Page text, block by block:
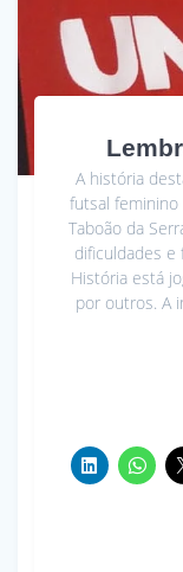
A história
futsal feminino
Taboão da
dificuldades e
História está
por outros. A